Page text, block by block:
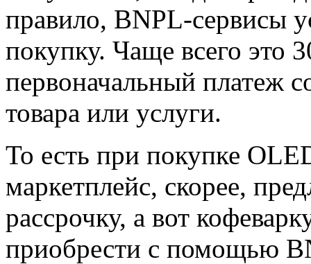
правило, BNPL-сервисы
покупку. Чаще всего это
первоначальный платеж
товара или услуги.
То есть при покупке
маркетплейс, скорее,
рассрочку, а вот
приобрести с помощью